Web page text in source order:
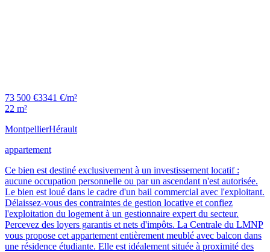
73 500 €3341 €/m²
22 m²
MontpellierHérault
appartement
Ce bien est destiné exclusivement à un investissement locatif :
aucune occupation personnelle ou par un ascendant n'est autorisée.
Le bien est loué dans le cadre d'un bail commercial avec l'exploitant.
Délaissez-vous des contraintes de gestion locative et confiez
l'exploitation du logement à un gestionnaire expert du secteur.
Percevez des loyers garantis et nets d'impôts. La Centrale du LMNP
vous propose cet appartement entièrement meublé avec balcon dans
une résidence étudiante. Elle est idéalement située à proximité des